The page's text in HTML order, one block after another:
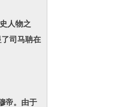
人物之
司马聃在
帝。由于